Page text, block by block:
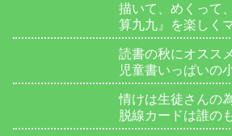
描いて、めくって
算九九』を楽しく
読書の秋にオスス
児童書いっぱいの
情けは生徒さんの
脱線カードは誰の